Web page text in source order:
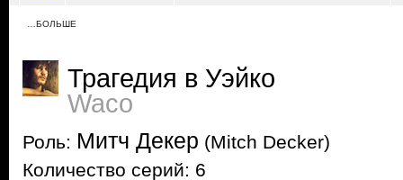
…БОЛЬШЕ
Трагедия в Уэйко
Waco
Роль: Митч Декер (Mitch Decker)
Количество серий: 6